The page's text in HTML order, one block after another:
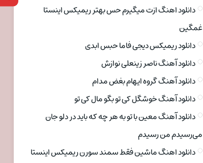
دانلود اهنگ ازت میگیرم حس بهتر ریمیکس اینستا
غمگین
دانلود ریمیکس دیجی فاما حبس ابدی
دانلود آهنگ ناصر زینعلی نوازش
دانلود آهنگ گروه ایهام بغض مدام
دانلود آهنگ خوشگل کی تو بگو مال کی تو
دانلود آهنگ معین با تو به هر چه که باید در دلو جان
می‌رسیدم من رسیدم
دانلود اهنگ ماشین فقط سمند سورن ریمیکس اینستا